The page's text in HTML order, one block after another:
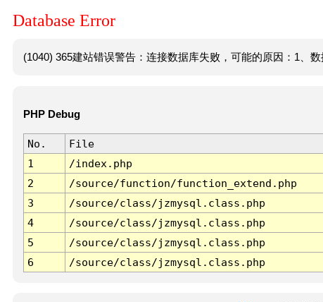
Database Error
(1040) 365建站错误警告：连接数据库失败，可能的原因：1、
PHP Debug
No. File
1
/index.php
2
/source/function/function_extend.php
3
/source/class/jzmysql.class.php
4
/source/class/jzmysql.class.php
5
/source/class/jzmysql.class.php
6
/source/class/jzmysql.class.php